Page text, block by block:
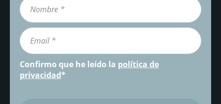
Confirmo que he leído la política de
privacidad*